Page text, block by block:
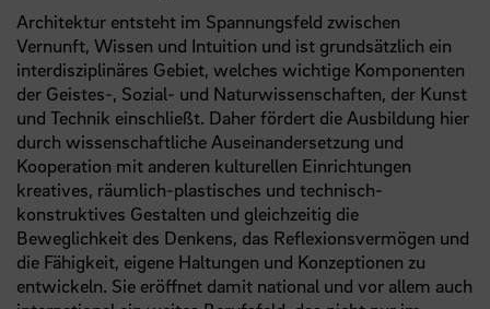
Architektur entsteht im Spannungsfeld zwischen
Vernunft, Wissen und Intuition und ist grundsätzlich ein
interdisziplinäres Gebiet, welches wichtige Komponenten
der Geistes-, Sozial- und Naturwissenschaften, der Kunst
und Technik einschließt. Daher fördert die Ausbildung hier
durch wissenschaftliche Auseinandersetzung und
Kooperation mit anderen kulturellen Einrichtungen
kreatives, räumlich-plastisches und technisch-
konstruktives Gestalten und gleichzeitig die
Beweglichkeit des Denkens, das Reflexionsvermögen und
die Fähigkeit, eigene Haltungen und Konzeptionen zu
entwickeln. Sie eröffnet damit national und vor allem auch